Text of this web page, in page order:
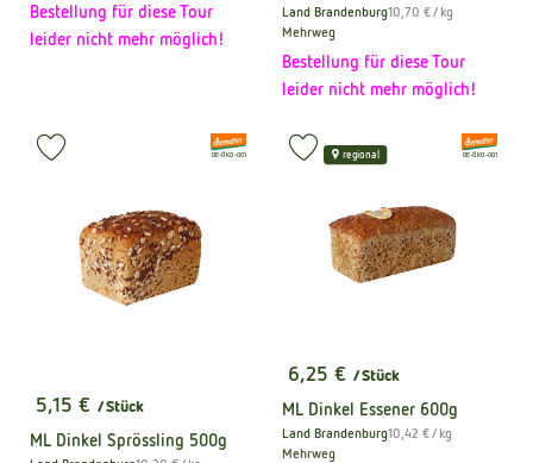
Bestellung für diese Tour
leider nicht mehr möglich!
, Herkunft:
Land Brandenburg, Referenzpreis:
10,70 €/ kg
Mehrweg
Bestellung für diese Tour
leider nicht mehr möglich!
, Preis:
5,15 € / Stück
ML Dinkel Sprössling 500g
, Verband:
, Kontrollstelle:
DE-ÖKO-001
Produkt zu Favouriten hinzufügen
, Preis:
6,25 € / Stück
ML Dinkel Essener 600g
, Herkunft:
Land Brandenburg, Referenzpreis:
10,42 €/ kg
Mehrweg
, Verband:
, Kontrollstelle:
DE-ÖKO-001
regional
Produkt zu Favouriten hinzufügen